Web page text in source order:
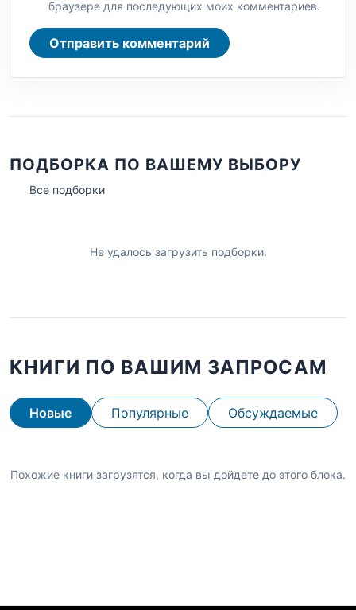
браузере для последующих моих комментариев.
Отправить комментарий
ПОДБОРКА ПО ВАШЕМУ ВЫБОРУ
Все подборки
Не удалось загрузить подборки.
КНИГИ ПО ВАШИМ ЗАПРОСАМ
Новые Популярные Обсуждаемые
Похожие книги загрузятся, когда вы дойдете до этого блока.